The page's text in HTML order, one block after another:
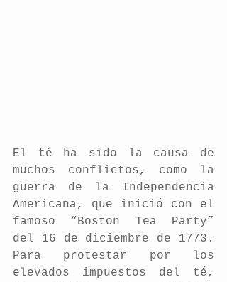
El té ha sido la causa de
muchos conflictos, como la
guerra de la Independencia
Americana, que inició con el
famoso “Boston Tea Party”
del 16 de diciembre de 1773.
Para protestar por los
elevados impuestos del té,